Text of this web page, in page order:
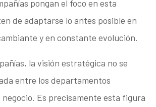
pongan el foco en esta
de adaptarse lo antes posible en
y en constante evolución.
la visión estratégica no se
entre los departamentos
negocio. Es precisamente esta figura